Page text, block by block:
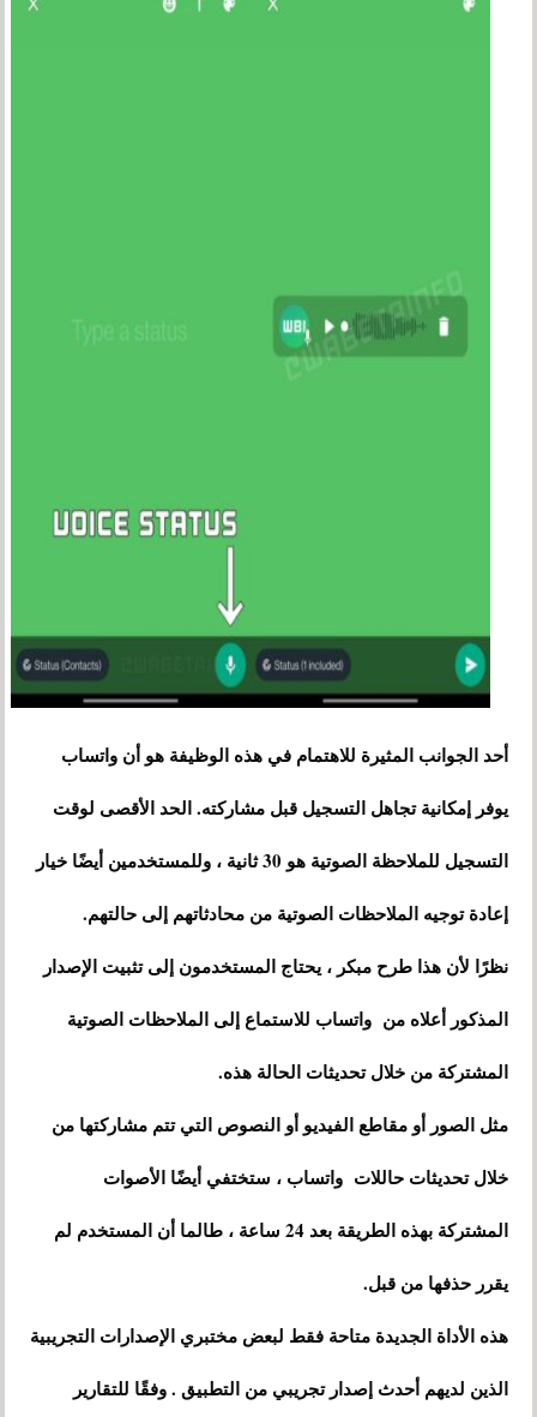
أحد الجوانب المثيرة للاهتمام في هذه الوظيفة هو أن واتساب
يوفر إمكانية تجاهل التسجيل قبل مشاركته. الحد الأقصى لوقت
التسجيل للملاحظة الصوتية هو 30 ثانية ، وللمستخدمين أيضًا خيار
إعادة توجيه الملاحظات الصوتية من محادثاتهم إلى حالتهم.
نظرًا لأن هذا طرح مبكر ، يحتاج المستخدمون إلى تثبيت الإصدار
المذكور أعلاه من واتساب للاستماع إلى الملاحظات الصوتية
المشتركة من خلال تحديثات الحالة هذه.
مثل الصور أو مقاطع الفيديو أو النصوص التي تتم مشاركتها من
خلال تحديثات حاللات واتساب ، ستختفي أيضًا الأصوات
المشتركة بهذه الطريقة بعد 24 ساعة ، طالما أن المستخدم لم
يقرر حذفها من قبل.
هذه الأداة الجديدة متاحة فقط لبعض مختبري الإصدارات التجريبية
الذين لديهم أحدث إصدار تجريبي من التطبيق . وفقًا للتقارير